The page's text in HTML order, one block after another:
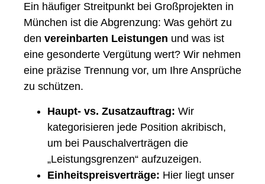
Ein häufiger Streitpunkt bei Großprojekten in
München ist die Abgrenzung: Was gehört zu
den vereinbarten Leistungen und was ist
eine gesonderte Vergütung wert? Wir nehmen
eine präzise Trennung vor, um Ihre Ansprüche
zu schützen.
Haupt- vs. Zusatzauftrag: Wir
kategorisieren jede Position akribisch,
um bei Pauschalverträgen die
„Leistungsgrenzen“ aufzuzeigen.
Einheitspreisverträge: Hier liegt unser